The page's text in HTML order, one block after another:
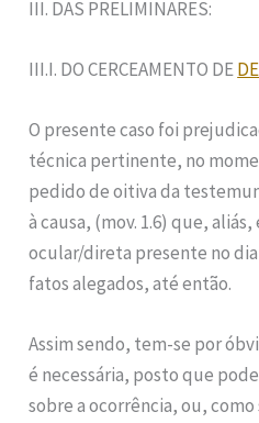
III. DAS PRELIMINARES:
III.I. DO CERCEAMENTO DE
O presente caso foi
técnica pertinente, no
pedido de oitiva da
à causa, (mov. 1.6) que,
ocular/direta presente no
fatos alegados, até então.
Assim sendo, tem-se por
é necessária, posto que
sobre a ocorrência, ou,